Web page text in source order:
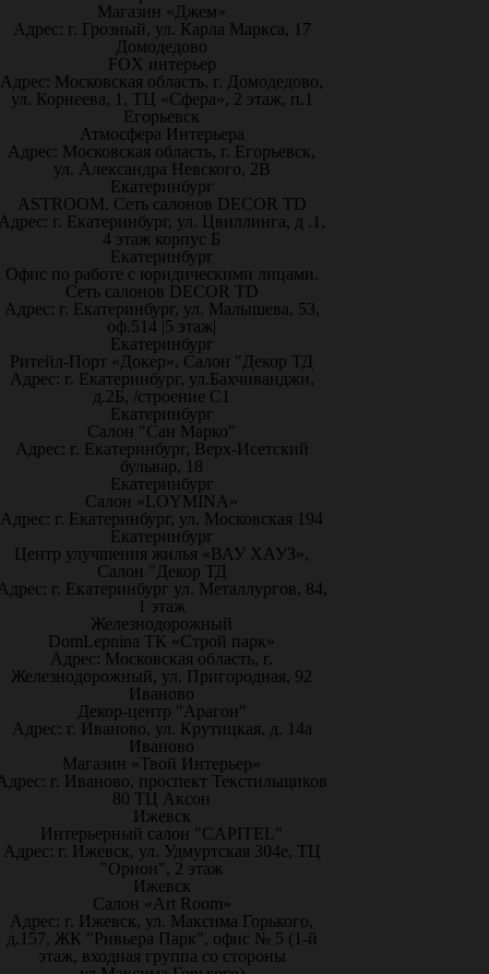
Магазин «Джем»
Адрес: г. Грозный, ул. Карла Маркса, 17
Домодедово
FOX интерьер
Адрес: Московская область, г. Домодедово,
ул. Корнеева, 1, ТЦ «Сфера», 2 этаж, п.1
Егорьевск
Атмосфера Интерьера
Адрес: Московская область, г. Егорьевск,
ул. Александра Невского, 2В
Екатеринбург
ASTROOM. Сеть салонов DECOR TD
г. Екатеринбург, ул. Цвиллинга, д .1,
4 этаж корпус Б
Екатеринбург
Офис по работе с юридическими лицами.
Сеть салонов DECOR TD
Адрес: г. Екатеринбург, ул. Малышева, 53,
оф.514 |5 этаж|
Екатеринбург
Ритейл-Порт «Докер», Салон "Декор ТД
Адрес: г. Екатеринбург, ул.Бахчиванджи,
д.2Б, /строение С1
Екатеринбург
Салон "Сан Марко"
Адрес: г. Екатеринбург, Верх-Исетский
бульвар, 18
Екатеринбург
Салон «LOYMINA»
Адрес: г. Екатеринбург, ул. Московская 194
Екатеринбург
Центр улучшения жилья «ВАУ ХАУЗ»,
Салон "Декор ТД
г. Екатеринбург ул. Металлургов, 84,
1 этаж
Железнодорожный
DomLepnina ТК «Строй парк»
Адрес: Московская область, г.
Железнодорожный, ул. Пригородная, 92
Иваново
Декор-центр "Арагон"
Адрес: г. Иваново, ул. Крутицкая, д. 14а
Иваново
Магазин «Твой Интерьер»
г. Иваново, проспект Текстильщиков
80 ТЦ Аксон
Ижевск
Интерьерный салон "CAPITEL"
Адрес: г. Ижевск, ул. Удмуртская 304е, ТЦ
"Орион", 2 этаж
Ижевск
Салон «Art Room»
Адрес: г. Ижевск, ул. Максима Горького,
д.157, ЖК "Ривьера Парк", офис № 5 (1-й
этаж, входная группа со стороны